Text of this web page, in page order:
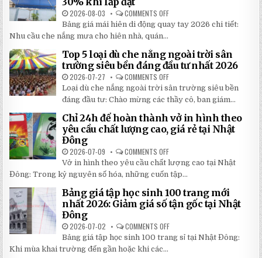
2026-08-03 COMMENTS OFF
BẢNG
GIÁ
ĐỘNG
QUAY
TAY
TIẾT
2026:
5
BÍ
MẬT
GIÚP
BẠN
TIẾT
KHI
LẮP
ĐẶT
Bảng giá mái hiên di động quay tay 2026 chi tiết:
Nhu cầu che nắng mưa cho hiên nhà, quán...
Top 5 loại dù che nắng ngoài trời sân
trường siêu bền đáng đầu tư nhất 2026
2026-07-27 COMMENTS OFF
TOP
5
LOẠI
DÙ
CHE
NẮNG
NGOÀI
TRỜI
BỀN
ĐÁNG
ĐẦU
NHẤT
2026
Loại dù che nắng ngoài trời sân trường siêu bền
đáng đầu tư: Chào mừng các thầy cô, ban giám...
Chỉ 24h để hoàn thành vở in hình theo
yêu cầu chất lượng cao, giá rẻ tại Nhật
Đông
2026-07-09 COMMENTS OFF
CHỈ
24H
ĐỂ
HOÀN
VỞ
IN
HÌNH
YÊU
CHẤT
LƯỢNG
Vở in hình theo yêu cầu chất lượng cao tại Nhật
Đông: Trong kỷ nguyên số hóa, những cuốn tập...
Bảng giá tập học sinh 100 trang mới
nhất 2026: Giảm giá số tận gốc tại Nhật
Đông
2026-07-02 COMMENTS OFF
BẢNG
GIÁ
Bảng giá tập học sinh 100 trang sỉ tại Nhật Đông:
Khi mùa khai trường đến gần hoặc khi các...